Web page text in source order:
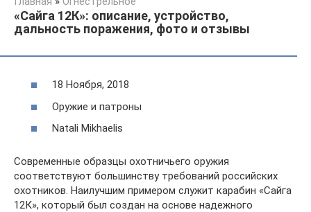
«Сайга 12К»: описание, устройство,
дальность поражения, фото и отзывы
18 Ноября, 2018
Оружие и патроны
Natali Mikhaelis
Современные образцы охотничьего оружия
соответствуют большинству требований российских
охотников. Наилучшим примером служит карабин «Сайга
12К», который был создан на основе надежного